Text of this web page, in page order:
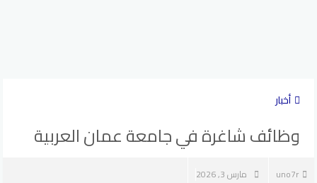
أخبار
وظائف شاغرة في جامعة عمان العربية
uno7r مارس 3, 2026